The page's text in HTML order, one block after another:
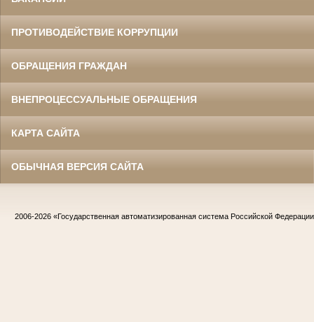
ПРОТИВОДЕЙСТВИЕ КОРРУПЦИИ
ОБРАЩЕНИЯ ГРАЖДАН
ВНЕПРОЦЕССУАЛЬНЫЕ ОБРАЩЕНИЯ
КАРТА САЙТА
ОБЫЧНАЯ ВЕРСИЯ САЙТА
2006-2026 «Государственная автоматизированная система Российской